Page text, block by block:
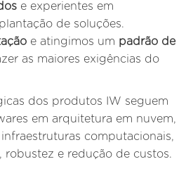
e experientes em
de soluções.
e atingimos um padrão de
as maiores exigências do
dos produtos IW seguem
em arquitetura em nuvem,
computacionais,
e redução de custos.